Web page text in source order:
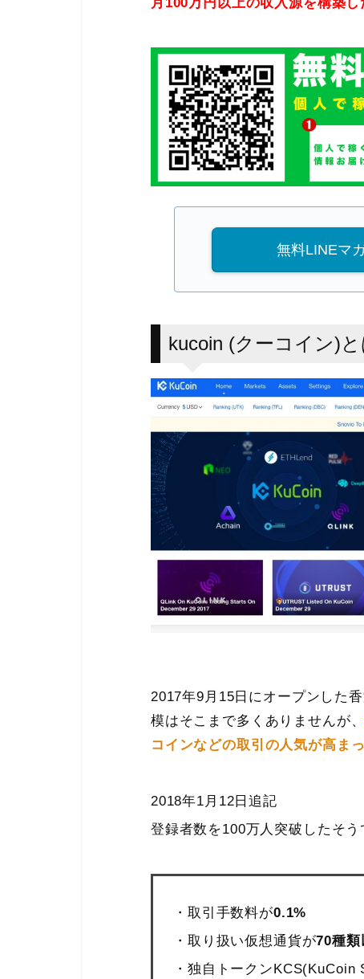
無料LINEマ
kucoin (クーコイン)と
2017年9月15日にオープンした
模はそこまで多くありませんが
コインなどの取引の人気が高まっ
2018年1月12日追記
登録者数を100万人突破したそう
・取引手数料が0.1%
・取り扱い仮想通貨が70種類
・独自トークンKCS(KuCoin